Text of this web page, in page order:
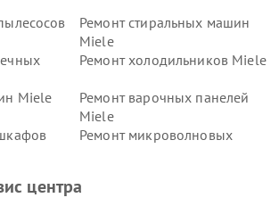
Ремонт стиральных машин
Miele
Ремонт холодильников Miele
Miele
Ремонт варочных панелей
Miele
Ремонт микроволновых
центра